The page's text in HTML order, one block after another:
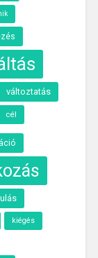
változtatás
cél
kiégés